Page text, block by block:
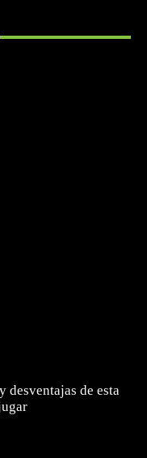
desventajas de esta